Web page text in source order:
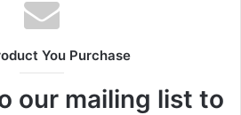
You Purchase
our mailing list to